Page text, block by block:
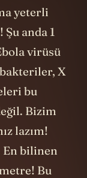
yeterli
anda 1
virüsü
X
bu
Bizim
lazım!
bilinen
Bu